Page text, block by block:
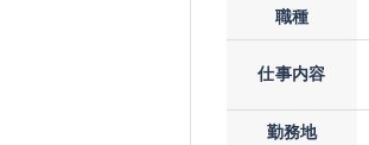
職種
仕事内容
勤務地